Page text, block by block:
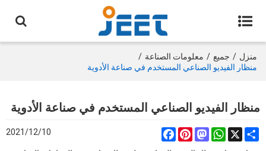
منزل / جميع / معلومات الصناعة /
منظار الفيديو الصناعي المستخدم في صناعة الأدوية
منظار الفيديو الصناعي المستخدم في صناعة الأدوية
Share
FacebookPinterest
Mastodon
WhatsApp X
2021/12/10